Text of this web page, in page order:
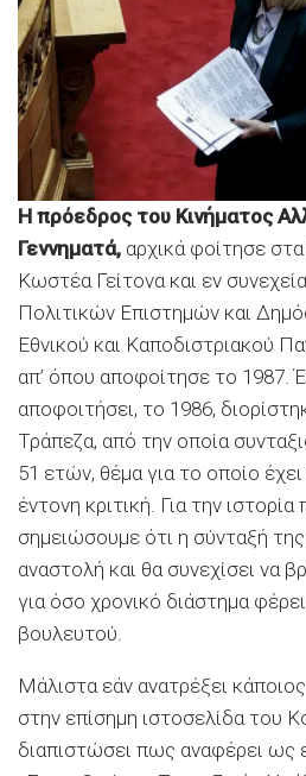
Η πρόεδρος του Κινήματος
Γεννηματά, αρχικά φοίτησε
Κωστέα Γείτονα και εν
Πολιτικών Επιστημών και
Εθνικού και Καποδιστριακού
απ’ όπου αποφοίτησε το 1987.
αποφοιτήσει, το 1986,
Τράπεζα, από την οποία
51 ετών, θέμα για το οποίο
έντονη κριτική. Για την
σημειώσουμε ότι η σύνταξή
αναστολή και θα συνεχίσει να
για όσο χρονικό διάστημα
βουλευτού.
Μάλιστα εάν ανατρέξει
στην επίσημη ιστοσελίδα του
διαπιστώσει πως αναφέρει ως